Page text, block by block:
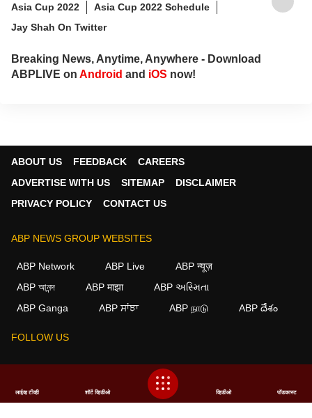
Asia Cup 2022
Asia Cup 2022 Schedule
Jay Shah On Twitter
Breaking News, Anytime, Anywhere - Download
ABPLIVE on Android and iOS now!
ABOUT US FEEDBACK
CAREERS
ADVERTISE WITH US
SITEMAP
DISCLAIMER
PRIVACY POLICY
CONTACT US
ABP NEWS GROUP WEBSITES
ABP Network ABP Live
ABP न्यूज़
ABP আনন্দ
ABP माझा
ABP અસ્મિતા
ABP Ganga
ABP ਸਾਂਝਾ ABP நாடு ABP దేశం
FOLLOW US
This website follows the DNPA Code of Ethics.
Copyright@2026.
All rights reserved.
लाईव्ह टीव्ही शॉर्ट व्हिडीओ व्हिडीओ पॉडकास्ट